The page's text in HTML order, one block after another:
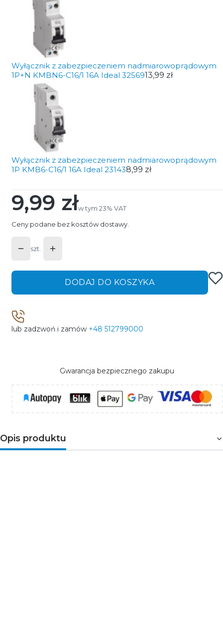
Wyłącznik z zabezpieczeniem nadmiarowoprądowym
1P+N KMBN6-C16/1 16A Ideal 3256913,99 zł
Wyłącznik z zabezpieczeniem nadmiarowoprądowym
1P KMB6-C16/1 16A Ideal 231438,99 zł
Cena
9,99 złw tym 23% VAT
w tym 23% VAT
Ceny podane bez kosztów dostawy.
szt.
DODAJ DO KOSZYKA
lub zadzwoń i zamów +48 512799000
Gwarancja bezpiecznego zakupu
Opis produktu